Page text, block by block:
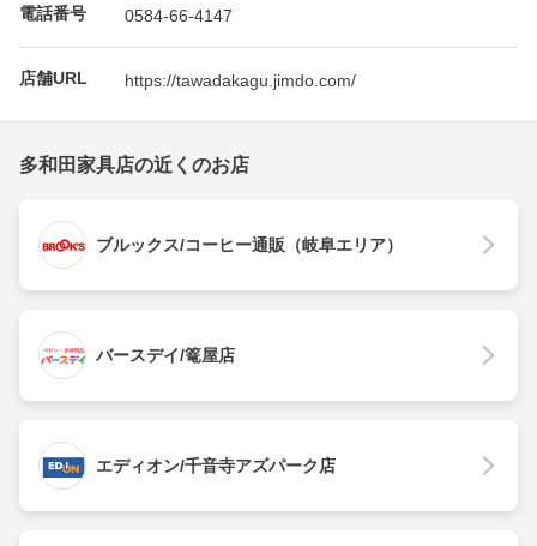
電話番号 0584-66-4147
店舗URL https://tawadakagu.jimdo.com/
多和田家具店の近くのお店
ブルックス/コーヒー通販（岐阜エリア）
バースデイ/篭屋店
エディオン/千音寺アズパーク店